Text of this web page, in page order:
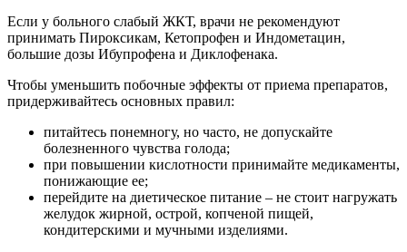
Если у больного слабый ЖКТ, врачи не рекомендуют
принимать Пироксикам, Кетопрофен и Индометацин,
большие дозы Ибупрофена и Диклофенака.
Чтобы уменьшить побочные эффекты от приема препаратов,
придерживайтесь основных правил:
питайтесь понемногу, но часто, не допускайте
болезненного чувства голода;
при повышении кислотности принимайте медикаменты,
понижающие ее;
перейдите на диетическое питание – не стоит нагружать
желудок жирной, острой, копченой пищей,
кондитерскими и мучными изделиями.